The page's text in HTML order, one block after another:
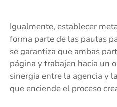
Igualmente, establecer
forma parte de las pautas
se garantiza que ambas
página y trabajen hacia un
sinergia entre la agencia y
que enciende el proceso